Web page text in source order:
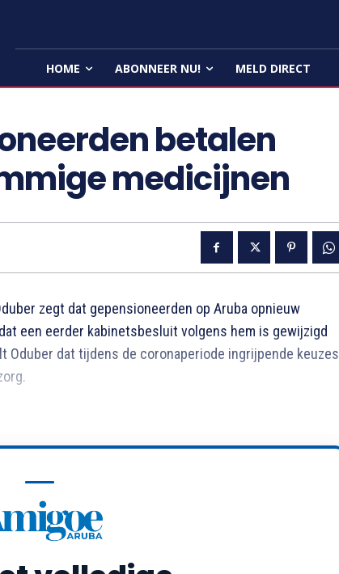
HOME ABONNEER NU! MELD DIRECT
betalen
medicijnen
zegt dat gepensioneerden op Aruba opnieuw
een eerder kabinetsbesluit volgens hem is gewijzigd
Oduber dat tijdens de coronaperiode ingrijpende keuzes